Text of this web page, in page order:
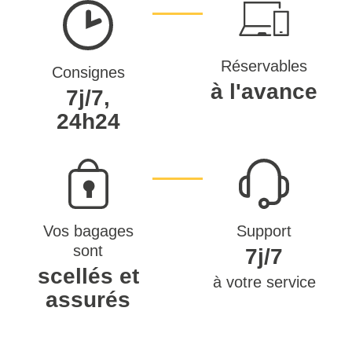
Consignes
7j/7,
24h24
Réservables
à l'avance
Vos bagages
sont
scellés et
assurés
Support
7j/7
à votre service